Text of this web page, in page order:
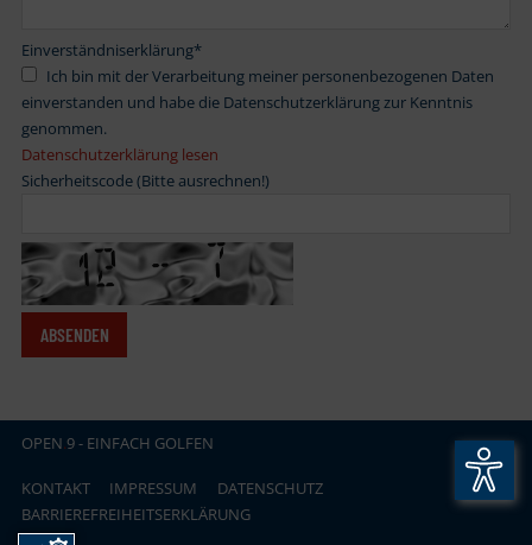
Einverständniserklärung*
einverstanden und habe die Datenschutzerklärung zur Kenntnis
genommen.
Datenschutzerklärung lesen
Sicherheitscode (Bitte ausrechnen!)
OPEN.9 - EINFACH GOLFEN
KONTAKT IMPRESSUM
DATENSCHUTZ
BARRIEREFREIHEITSERKLÄRUNG